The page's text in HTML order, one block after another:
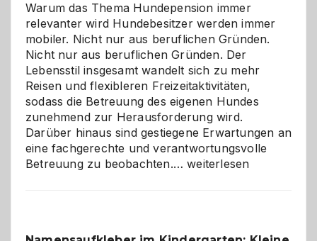
Warum das Thema Hundepension immer
relevanter wird Hundebesitzer werden immer
mobiler. Nicht nur aus beruflichen Gründen.
Nicht nur aus beruflichen Gründen. Der
Lebensstil insgesamt wandelt sich zu mehr
Reisen und flexibleren Freizeitaktivitäten,
sodass die Betreuung des eigenen Hundes
zunehmend zur Herausforderung wird.
Darüber hinaus sind gestiegene Erwartungen an
eine fachgerechte und verantwortungsvolle
Betreuung zu beobachten.…Betreuung
weiterlesen